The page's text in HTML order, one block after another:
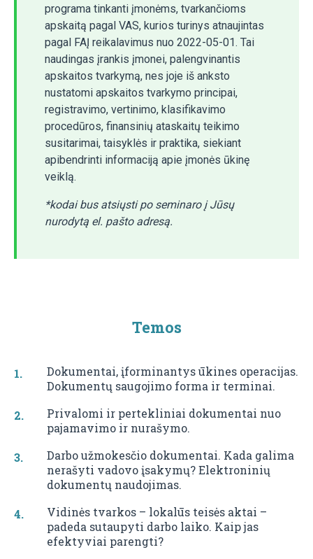
programa tinkanti įmonėms, tvarkančioms
apskaitą pagal VAS, kurios turinys atnaujintas
pagal FAĮ reikalavimus nuo 2022-05-01. Tai
naudingas įrankis įmonei, palengvinantis
apskaitos tvarkymą, nes joje iš anksto
nustatomi apskaitos tvarkymo principai,
registravimo, vertinimo, klasifikavimo
procedūros, finansinių ataskaitų teikimo
susitarimai, taisyklės ir praktika, siekiant
apibendrinti informaciją apie įmonės ūkinę
veiklą.
*kodai bus atsiųsti po seminaro į Jūsų
nurodytą el. pašto adresą.
Temos
Dokumentai, įforminantys ūkines operacijas.
Dokumentų saugojimo forma ir terminai.
Privalomi ir pertekliniai dokumentai nuo
pajamavimo ir nurašymo.
Darbo užmokesčio dokumentai. Kada galima
nerašyti vadovo įsakymų? Elektroninių
dokumentų naudojimas.
Vidinės tvarkos – lokalūs teisės aktai –
padeda sutaupyti darbo laiko. Kaip jas
efektyviai parengti?